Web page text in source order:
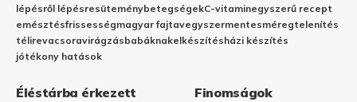
lépésről lépésresüteménybetegségekC-vitaminegyszerű recept
emésztésfrissességmagyar fajtavegyszermentesméregtelenítés
télirevacsoravirágzásbabáknakelkészítésházi készítés
jótékony hatások
Éléstárba érkezett Finomságok